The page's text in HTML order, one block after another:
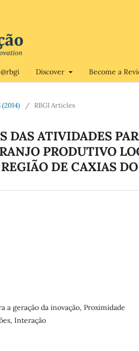
@rbgi Discover Become a
(2014) / RBGI Articles
DAS ATIVIDADES
PRODUTIVO
DE CAXIAS DO
a geração da inovação, Proximidade
Interação